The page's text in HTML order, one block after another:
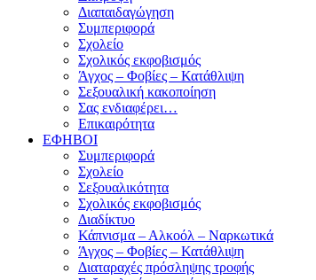
Διαπαιδαγώγηση
Συμπεριφορά
Σχολείο
Σχολικός εκφοβισμός
Άγχος – Φοβίες – Κατάθλιψη
Σεξουαλική κακοποίηση
Σας ενδιαφέρει…
Επικαιρότητα
ΕΦΗΒΟΙ
Συμπεριφορά
Σχολείο
Σεξουαλικότητα
Σχολικός εκφοβισμός
Διαδίκτυο
Κάπνισμα – Αλκοόλ – Ναρκωτικά
Άγχος – Φοβίες – Κατάθλιψη
Διαταραχές πρόσληψης τροφής